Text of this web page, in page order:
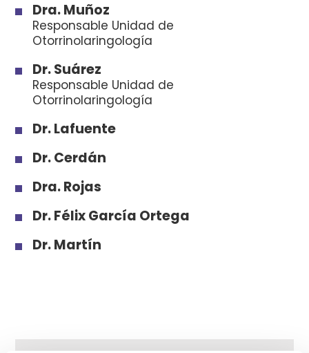
Dra. Muñoz
Responsable Unidad de
Otorrinolaringología
Dr. Suárez
Responsable Unidad de
Otorrinolaringología
Dr. Lafuente
Dr. Cerdán
Dra. Rojas
Dr. Félix García Ortega
Dr. Martín